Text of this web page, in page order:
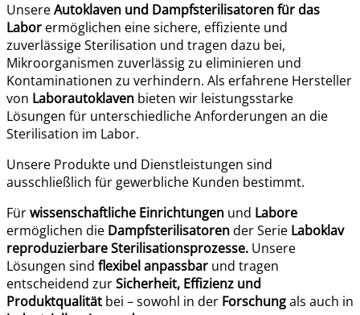
UnsereAutoklaven und Dampfsterilisatorenfür das
Labor ermöglichen eine sichere, effiziente und
zuverlässige Sterilisation und tragen dazu bei,
Mikroorganismen zuverlässig zu eliminieren und
Kontaminationen zu verhindern. Als erfahrene Hersteller
von Laborautoklaven bieten wir leistungsstarke
Lösungen für unterschiedliche Anforderungen an die
Sterilisation im Labor.
Unsere Produkte und Dienstleistungen sind
ausschließlich für gewerbliche Kunden bestimmt.
Fürwissenschaftliche Einrichtungen und Labore
ermöglichen die Dampfsterilisatorender Serie Laboklav
reproduzierbare Sterilisationsprozesse. Unsere
Lösungen sind flexibel anpassbar und tragen
entscheidend zurSicherheit, Effizienz und
Produktqualität bei – sowohl in der Forschungals auch in